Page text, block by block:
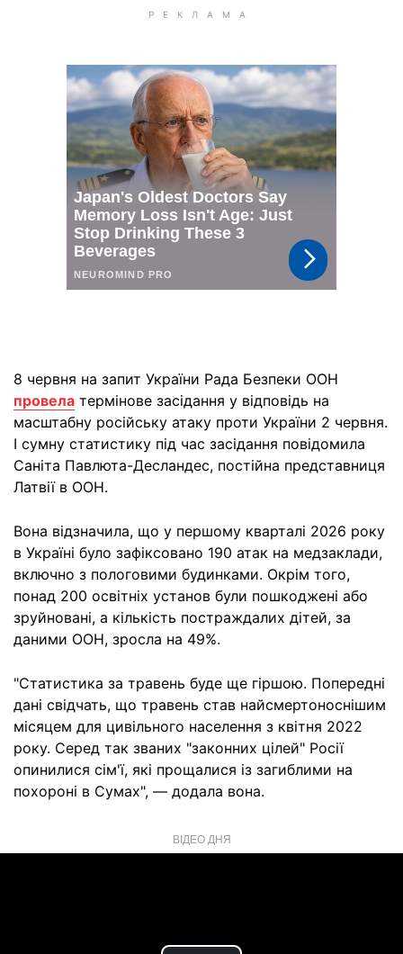
8 червня на запит України Рада Безпеки ООН
провела термінове засідання у відповідь на
масштабну російську атаку проти України 2 червня.
І сумну статистику під час засідання повідомила
Саніта Павлюта-Десландес, постійна представниця
Латвії в ООН.
Вона відзначила, що у першому кварталі 2026 року
в Україні було зафіксовано 190 атак на медзаклади,
включно з пологовими будинками. Окрім того,
понад 200 освітніх установ були пошкоджені або
зруйновані, а кількість постраждалих дітей, за
даними ООН, зросла на 49%.
"Статистика за травень буде ще гіршою. Попередні
дані свідчать, що травень став найсмертоноснішим
місяцем для цивільного населення з квітня 2022
року. Серед так званих "законних цілей" Росії
опинилися сім'ї, які прощалися із загиблими на
похороні в Сумах", — додала вона.
ВІДЕО ДНЯ